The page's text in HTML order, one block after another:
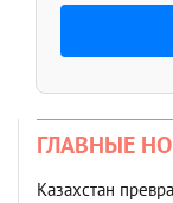
ГЛАВНЫЕ
Казахстан